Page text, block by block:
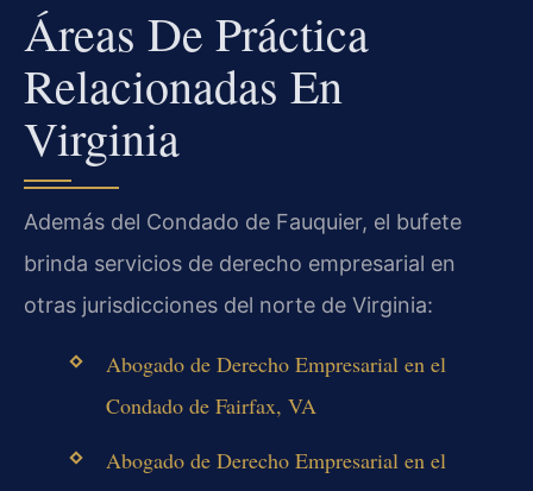
Áreas De Práctica
Relacionadas En
Virginia
Además del Condado de Fauquier, el bufete
brinda servicios de derecho empresarial en
otras jurisdicciones del norte de Virginia:
Abogado de Derecho Empresarial en el
Condado de Fairfax, VA
Abogado de Derecho Empresarial en el